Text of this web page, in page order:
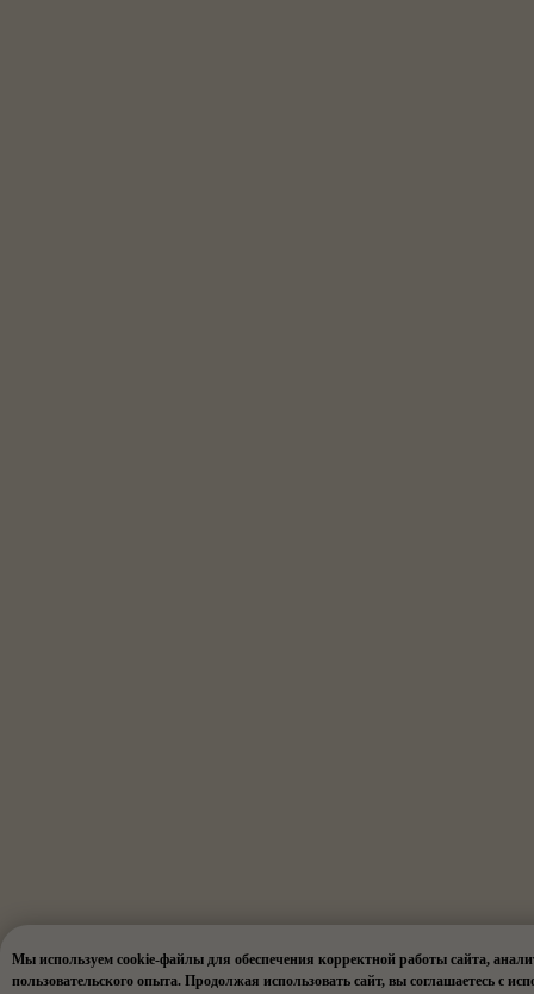
Мы используем cookie-файлы для обеспечения корректной работы сайта,
пользовательского опыта. Продолжая использовать сайт, вы соглашаетесь с